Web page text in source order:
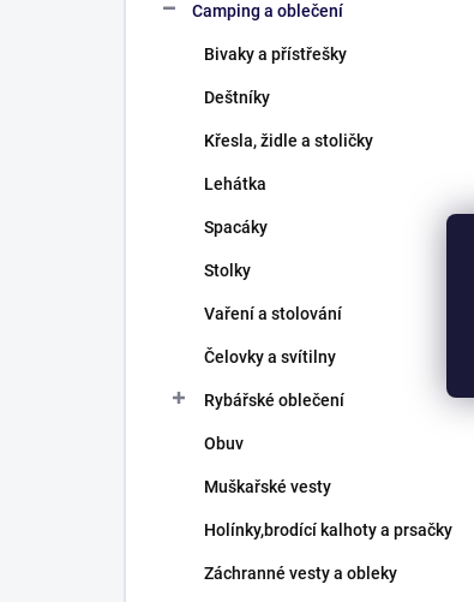
Camping a oblečení
Bivaky a přístřešky
Deštníky
Křesla, židle a stoličky
Lehátka
Spacáky
Stolky
Vaření a stolování
Čelovky a svítilny
Rybářské oblečení
Obuv
Muškařské vesty
Holínky,brodící kalhoty a prsačky
Záchranné vesty a obleky